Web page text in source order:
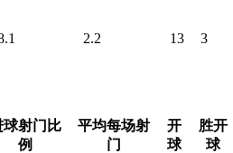
2.2 13 3
球射门比
例
平均每场射
门
开
球
胜开
球